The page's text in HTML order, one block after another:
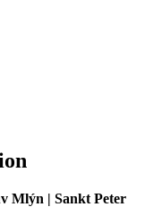
Mlýn | Sankt Peter